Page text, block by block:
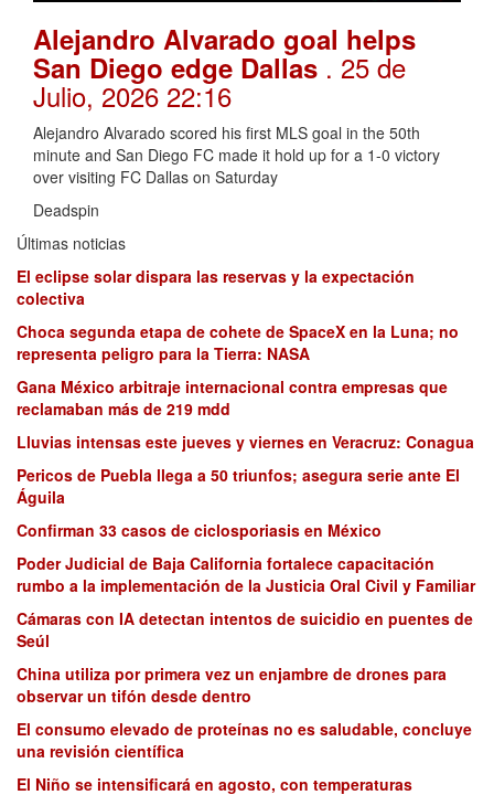
Alejandro Alvarado goal helps
San Diego edge Dallas . 25 de
Julio, 2026 22:16
Alejandro Alvarado scored his first MLS goal in the 50th
minute and San Diego FC made it hold up for a 1-0 victory
over visiting FC Dallas on Saturday
Deadspin
Últimas noticias
El eclipse solar dispara las reservas y la expectación
colectiva
Choca segunda etapa de cohete de SpaceX en la Luna; no
representa peligro para la Tierra: NASA
Gana México arbitraje internacional contra empresas que
reclamaban más de 219 mdd
Lluvias intensas este jueves y viernes en Veracruz: Conagua
Pericos de Puebla llega a 50 triunfos; asegura serie ante El
Águila
Confirman 33 casos de ciclosporiasis en México
Poder Judicial de Baja California fortalece capacitación
rumbo a la implementación de la Justicia Oral Civil y Familiar
Cámaras con IA detectan intentos de suicidio en puentes de
Seúl
China utiliza por primera vez un enjambre de drones para
observar un tifón desde dentro
El consumo elevado de proteínas no es saludable, concluye
una revisión científica
El Niño se intensificará en agosto, con temperaturas